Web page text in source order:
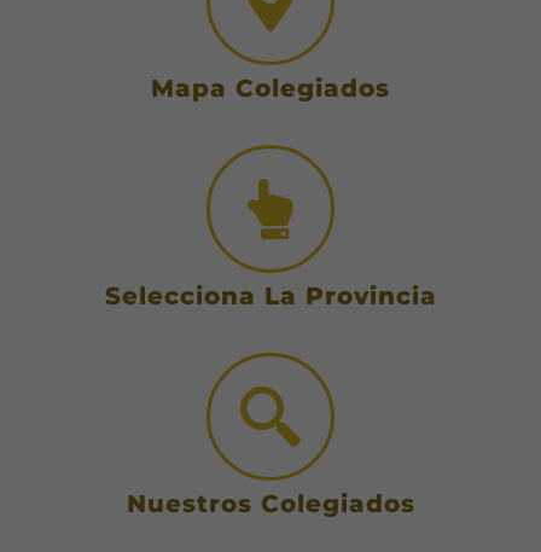
Mapa Colegiados
Selecciona La Provincia
Nuestros Colegiados